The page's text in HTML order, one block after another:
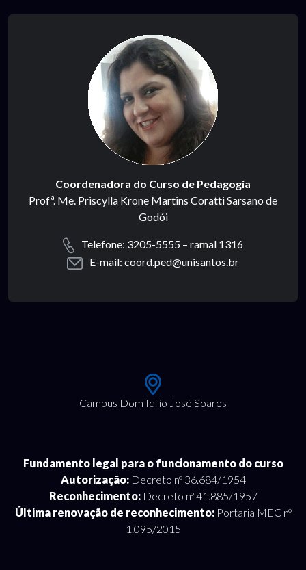
Coordenadora do Curso de Pedagogia
Profª. Me. Priscylla Krone Martins Coratti Sarsano de
Godói
Telefone: 3205-5555 – ramal 1316
E-mail: coord.ped@unisantos.br
Campus Dom Idílio José Soares
Fundamento legal para o funcionamento do curso
Autorização:Decreto nº 36.684/1954
Reconhecimento:Decreto nº 41.885/1957
Última renovação de reconhecimento:Portaria MEC nº
1.095/2015